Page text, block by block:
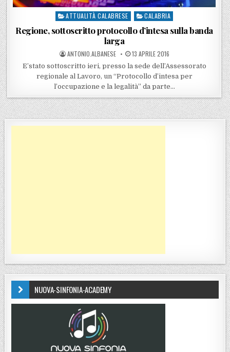
Posted in
ATTUALITÀ CALABRESE CALABRIA
Regione, sottoscritto protocollo d’intesa sulla banda
larga
POSTED BY
ANTONIO.ALBANESE POSTED ON
13 APRILE 2016
E’stato sottoscritto ieri, presso la sede dell’Assessorato
regionale al Lavoro, un “Protocollo d’intesa per
l’occupazione e la legalità” da parte…
NUOVA-SINFONIA-ACADEMY